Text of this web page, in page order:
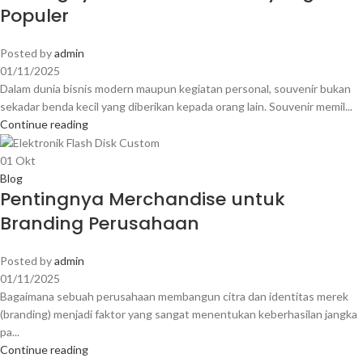
Populer
Posted byadmin
01/11/2025
Dalam dunia bisnis modern maupun kegiatan personal, souvenir bukan
sekadar benda kecil yang diberikan kepada orang lain. Souvenir memil...
Continue reading
01 Okt
Blog
Pentingnya Merchandise untuk
Branding Perusahaan
Posted byadmin
01/11/2025
Bagaimana sebuah perusahaan membangun citra dan identitas merek
(branding) menjadi faktor yang sangat menentukan keberhasilan jangka
pa...
Continue reading